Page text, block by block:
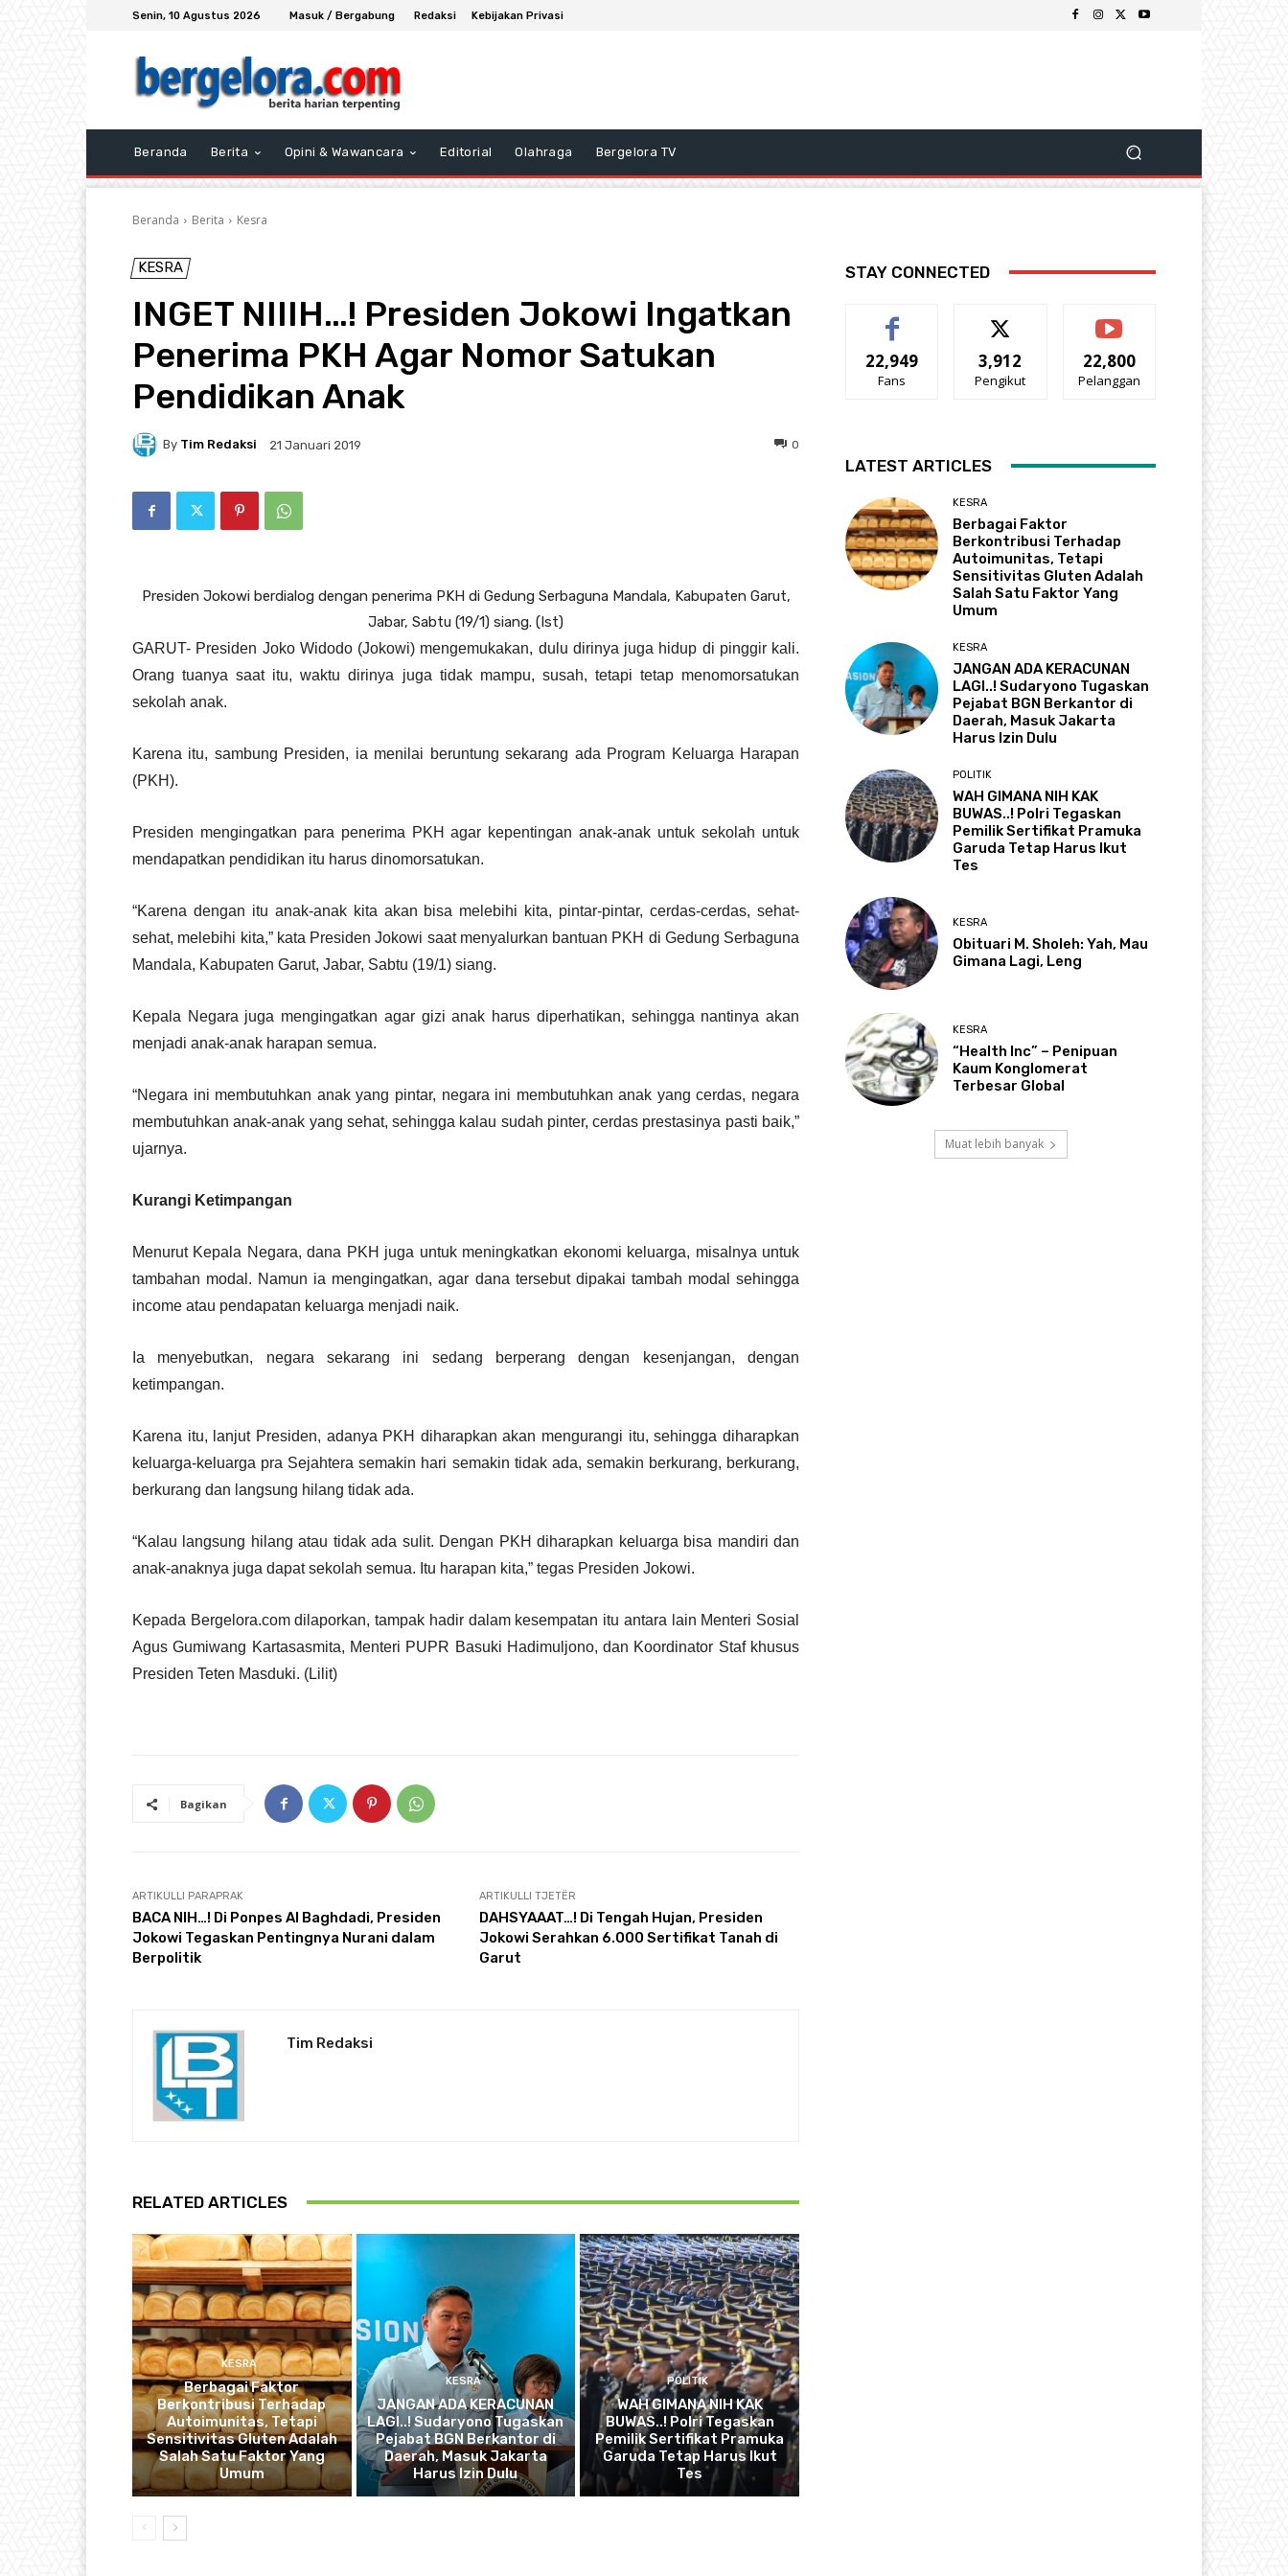
Senin, 10 Agustus 2026 Masuk / Bergabung Redaksi Kebijakan Privasi
Beranda Berita Opini & Wawancara Editorial Olahraga Bergelora TV
Beranda Berita Kesra
KESRA
INGET NIIIH…! Presiden Jokowi Ingatkan
Penerima PKH Agar Nomor Satukan
Pendidikan Anak
By Tim Redaksi 21 Januari 2019 0
Presiden Jokowi berdialog dengan penerima PKH di Gedung Serbaguna Mandala, Kabupaten Garut,
Jabar, Sabtu (19/1) siang. (Ist)
GARUT- Presiden Joko Widodo (Jokowi) mengemukakan, dulu dirinya juga hidup di pinggir kali.
Orang tuanya saat itu, waktu dirinya juga tidak mampu, susah, tetapi tetap menomorsatukan
sekolah anak.
Karena itu, sambung Presiden, ia menilai beruntung sekarang ada Program Keluarga Harapan
(PKH).
Presiden mengingatkan para penerima PKH agar kepentingan anak-anak untuk sekolah untuk
mendapatkan pendidikan itu harus dinomorsatukan.
“Karena dengan itu anak-anak kita akan bisa melebihi kita, pintar-pintar, cerdas-cerdas, sehat-
sehat, melebihi kita,” kata Presiden Jokowi saat menyalurkan bantuan PKH di Gedung Serbaguna
Mandala, Kabupaten Garut, Jabar, Sabtu (19/1) siang.
Kepala Negara juga mengingatkan agar gizi anak harus diperhatikan, sehingga nantinya akan
menjadi anak-anak harapan semua.
“Negara ini membutuhkan anak yang pintar, negara ini membutuhkan anak yang cerdas, negara
membutuhkan anak-anak yang sehat, sehingga kalau sudah pinter, cerdas prestasinya pasti baik,”
ujarnya.
Kurangi Ketimpangan
Menurut Kepala Negara, dana PKH juga untuk meningkatkan ekonomi keluarga, misalnya untuk
tambahan modal. Namun ia mengingatkan, agar dana tersebut dipakai tambah modal sehingga
income atau pendapatan keluarga menjadi naik.
Ia menyebutkan, negara sekarang ini sedang berperang dengan kesenjangan, dengan
ketimpangan.
Karena itu, lanjut Presiden, adanya PKH diharapkan akan mengurangi itu, sehingga diharapkan
keluarga-keluarga pra Sejahtera semakin hari semakin tidak ada, semakin berkurang, berkurang,
berkurang dan langsung hilang tidak ada.
“Kalau langsung hilang atau tidak ada sulit. Dengan PKH diharapkan keluarga bisa mandiri dan
anak-anaknya juga dapat sekolah semua. Itu harapan kita,” tegas Presiden Jokowi.
Kepada Bergelora.com dilaporkan, tampak hadir dalam kesempatan itu antara lain Menteri Sosial
Agus Gumiwang Kartasasmita, Menteri PUPR Basuki Hadimuljono, dan Koordinator Staf khusus
Presiden Teten Masduki. (Lilit)
Bagikan
ARTIKULLI PARAPRAK
BACA NIH…! Di Ponpes Al Baghdadi, Presiden
Jokowi Tegaskan Pentingnya Nurani dalam
Berpolitik
ARTIKULLI TJETËR
DAHSYAAAT…! Di Tengah Hujan, Presiden
Jokowi Serahkan 6.000 Sertifikat Tanah di
Garut
Tim Redaksi
RELATED ARTICLES
KESRA
Berbagai Faktor
Berkontribusi Terhadap
Autoimunitas, Tetapi
Sensitivitas Gluten Adalah
Salah Satu Faktor Yang
Umum
KESRA
JANGAN ADA KERACUNAN
LAGI..! Sudaryono Tugaskan
Pejabat BGN Berkantor di
Daerah, Masuk Jakarta
Harus Izin Dulu
POLITIK
WAH GIMANA NIH KAK
BUWAS..! Polri Tegaskan
Pemilik Sertifikat Pramuka
Garuda Tetap Harus Ikut
Tes
STAY CONNECTED
22,949
Fans
3,912
Pengikut
22,800
Pelanggan
LATEST ARTICLES
KESRA
Berbagai Faktor
Berkontribusi Terhadap
Autoimunitas, Tetapi
Sensitivitas Gluten Adalah
Salah Satu Faktor Yang
Umum
KESRA
JANGAN ADA KERACUNAN
LAGI..! Sudaryono Tugaskan
Pejabat BGN Berkantor di
Daerah, Masuk Jakarta
Harus Izin Dulu
POLITIK
WAH GIMANA NIH KAK
BUWAS..! Polri Tegaskan
Pemilik Sertifikat Pramuka
Garuda Tetap Harus Ikut
Tes
KESRA
Obituari M. Sholeh: Yah, Mau
Gimana Lagi, Leng
KESRA
“Health Inc” – Penipuan
Kaum Konglomerat
Terbesar Global
Muat lebih banyak